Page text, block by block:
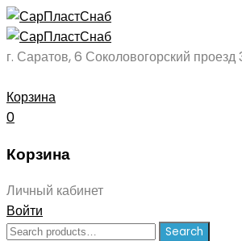
г. Саратов, 6 Соколовогорский проезд
Корзина
0
Корзина
Личный кабинет
Войти
Search
Search